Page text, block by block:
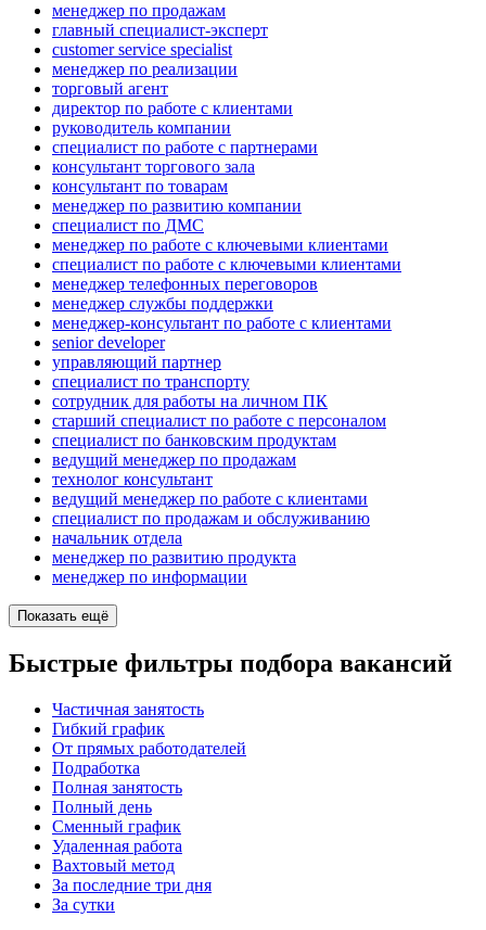
менеджер по продажам
главный специалист-эксперт
customer service specialist
менеджер по реализации
торговый агент
директор по работе с клиентами
руководитель компании
специалист по работе с партнерами
консультант торгового зала
консультант по товарам
менеджер по развитию компании
специалист по ДМС
менеджер по работе с ключевыми клиентами
специалист по работе с ключевыми клиентами
менеджер телефонных переговоров
менеджер службы поддержки
менеджер-консультант по работе с клиентами
senior developer
управляющий партнер
специалист по транспорту
сотрудник для работы на личном ПК
старший специалист по работе с персоналом
специалист по банковским продуктам
ведущий менеджер по продажам
технолог консультант
ведущий менеджер по работе с клиентами
специалист по продажам и обслуживанию
начальник отдела
менеджер по развитию продукта
менеджер по информации
Показать ещё
Быстрые фильтры подбора вакансий
Частичная занятость
Гибкий график
От прямых работодателей
Подработка
Полная занятость
Полный день
Сменный график
Удаленная работа
Вахтовый метод
За последние три дня
За сутки